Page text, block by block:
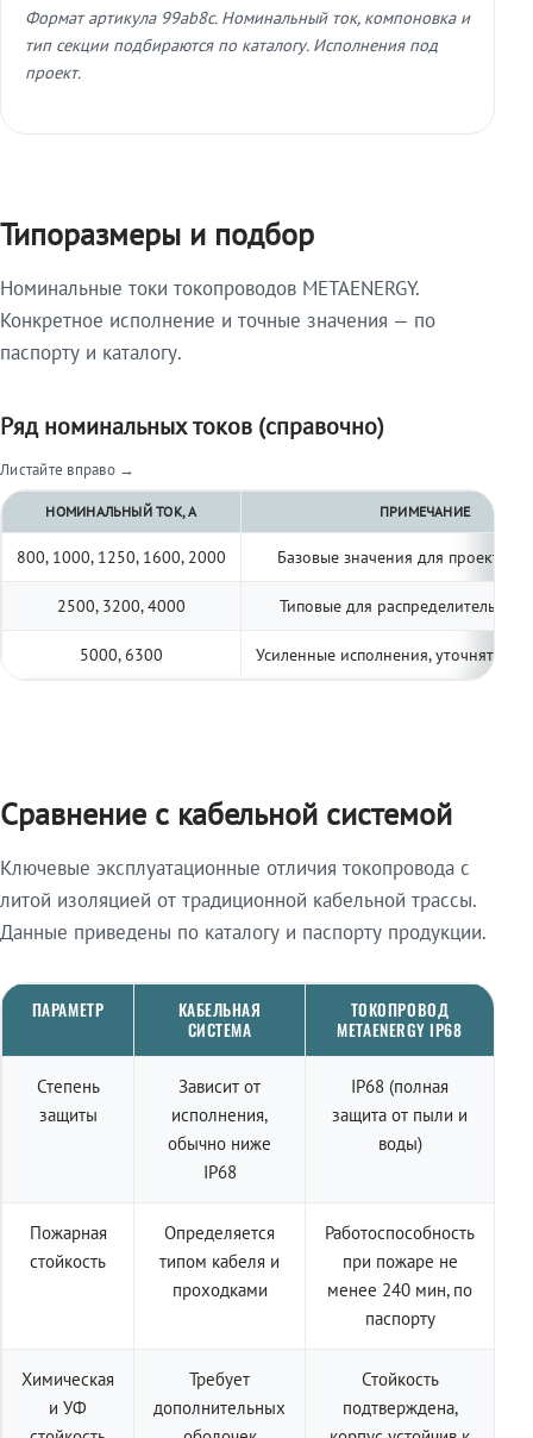
Формат артикула 99ab8c. Номинальный ток, компоновка и
тип секции подбираются по каталогу. Исполнения под
проект.
Типоразмеры и подбор
Номинальные токи токопроводов METAENERGY.
Конкретное исполнение и точные значения — по
паспорту и каталогу.
Ряд номинальных токов (справочно)
Листайте вправо →
НОМИНАЛЬНЫЙ ТОК, А ПРИМЕЧАНИЕ
800, 1000, 1250, 1600, 2000 Базовые значения для
2500, 3200, 4000 Типовые для распределительных
5000, 6300 Усиленные исполнения, уточнять по
Сравнение с кабельной системой
Ключевые эксплуатационные отличия токопровода с
литой изоляцией от традиционной кабельной трассы.
Данные приведены по каталогу и паспорту продукции.
ПАРАМЕТР
КАБЕЛЬНАЯ
СИСТЕМА
ТОКОПРОВОД
METAENERGY IP68
Степень
защиты
Зависит от
исполнения,
обычно ниже
IP68
IP68 (полная
защита от пыли и
воды)
Пожарная
стойкость
Определяется
типом кабеля и
проходками
Работоспособность
при пожаре не
менее 240 мин, по
паспорту
Химическая
и УФ
Требует
дополнительных
Стойкость
подтверждена,